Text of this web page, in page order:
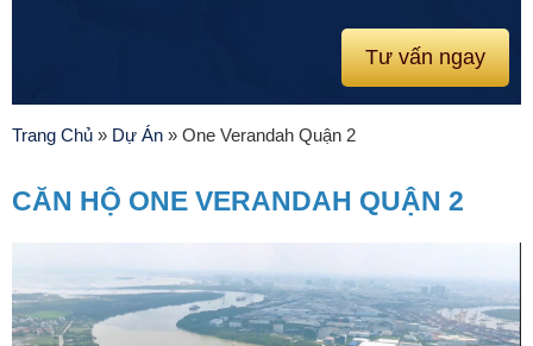
Tư vấn ngay
Trang Chủ » Dự Án » One Verandah Quận 2
CĂN HỘ ONE VERANDAH QUẬN 2